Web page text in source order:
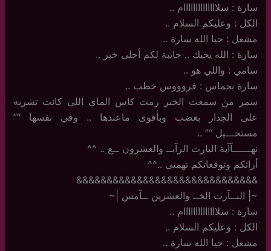
سارة : سلاااااااااااااام ..
الكل : وعليكم السلام ..
مشعل : حيا الله سارة ..
سارة : الله يحيك .. جايبة لكم أحلى خبر ..
سامي : واللي هو ..
سارة بحماس : فروووس خطب ..
سمر من سمعت الخبر رمت كاس الماي اللي كانت تشربه
على الجدار بغضب وبأقوى ماعندها .. وفي نفسها “”
مستحـــيل “” ..
نهــــــآآية البارت الرآبــ والعشرون ــع .. ^^
أرائكم وتوقعاتكم تهمني ..^^
&&&&&&&&&&&&&&&&&&&&&&&&&&&&&&
~| البــآرت الخــ والعشرين ــآمس |~
سارة : سلاااااااااااااام ..
الكل : وعليكم السلام ..
مشعل : حيا الله سارة ..